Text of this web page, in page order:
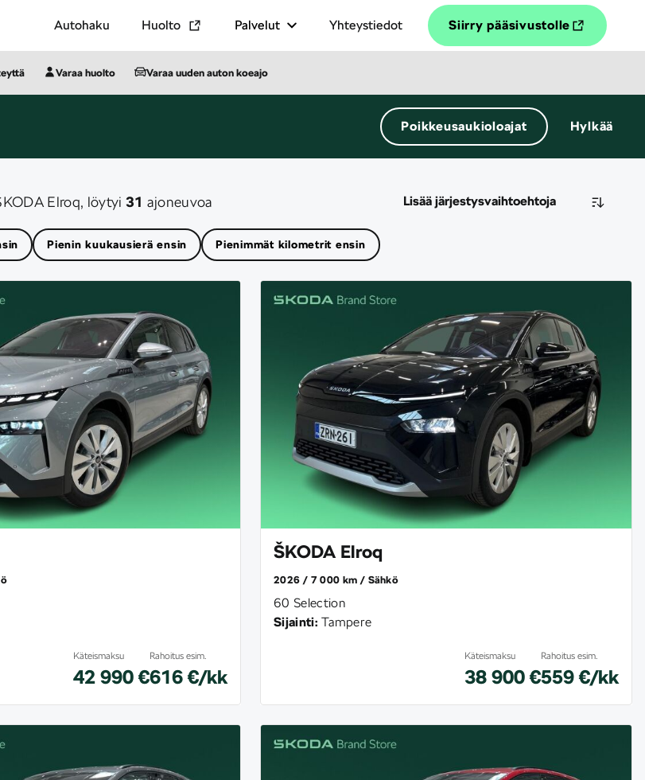
Autohaku Huolto Palvelut Yhteystiedot Siirry pääsivustolle
Varaa huolto Varaa uuden auton koeajo
Poikkeusaukioloajat Hylkää
Elroq, löytyi 31 ajoneuvoa Lisää järjestysvaihtoehtoja
Pienin kuukausierä ensin Pienimmät kilometrit ensin
Käteismaksu
42 990 €
Rahoitus esim.
616 €/kk
ŠKODA Elroq
2026 7 000 km Sähkö
60 Selection
Sijainti: Tampere
Käteismaksu
38 900 €
Rahoitus esim.
559 €/kk